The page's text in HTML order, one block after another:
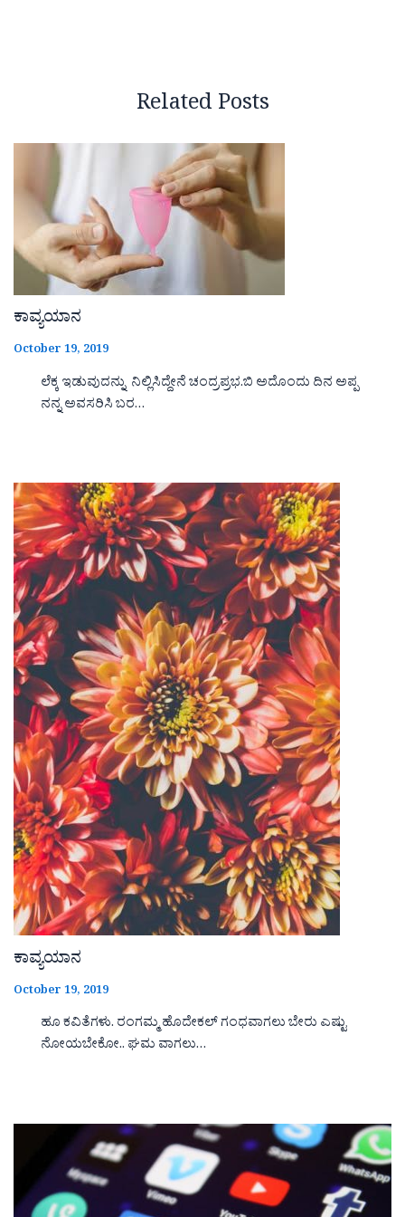
Related Posts
ಕಾವ್ಯಯಾನ
October 19, 2019
ಲೆಕ್ಕ ಇಡುವುದನ್ನು ನಿಲ್ಲಿಸಿದ್ದೇನೆ ಚಂದ್ರಪ್ರಭ.ಬಿ ಅದೊಂದು ದಿನ ಅಪ್ಪ
ನನ್ನ ಅವಸರಿಸಿ ಬರ…
ಕಾವ್ಯಯಾನ
October 19, 2019
ಹೂ ಕವಿತೆಗಳು. ರಂಗಮ್ಮ ಹೊದೇಕಲ್ ಗಂಧವಾಗಲು ಬೇರು ಎಷ್ಟು
ನೋಯಬೇಕೋ.. ಘಮ ವಾಗಲು…